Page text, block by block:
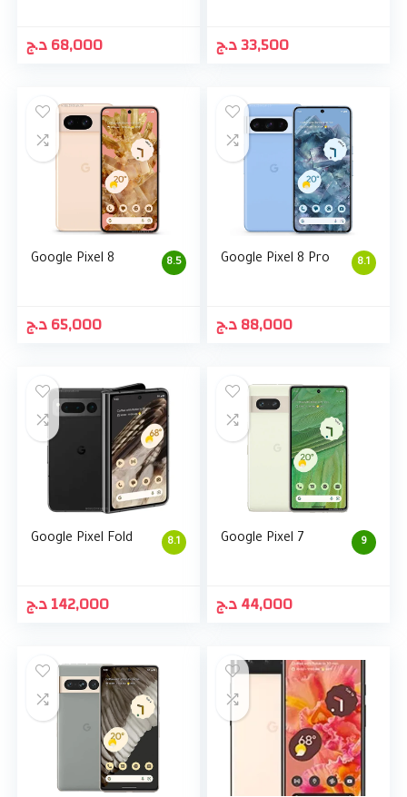
68,000د.ج 33,500د.ج
8.5
Google Pixel 8
65,000د.ج
8.1
Google Pixel 8 Pro
88,000د.ج
8.1
Google Pixel Fold
142,000د.ج
9
Google Pixel 7
44,000د.ج